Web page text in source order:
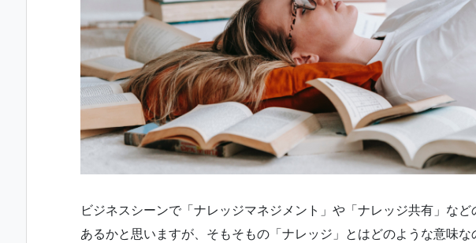
ビジネスシーンで「ナレッジマネジメント」や「ナレッジ共有」な
あるかと思いますが、そもそもの「ナレッジ」とはどのような意味な